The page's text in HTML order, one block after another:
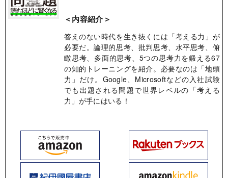
＜内容紹介＞
答えのない時代を生き抜くには「考える力」が
必要だ。論理的思考、批判思考、水平思考、俯
瞰思考、多面的思考、5つの思考力を鍛える67
の知的トレーニングを紹介。必要なのは「地頭
力」だけ。Google、Microsoftなどの入社試験
でも出題される問題で世界レベルの「考える
力」が手にはいる！